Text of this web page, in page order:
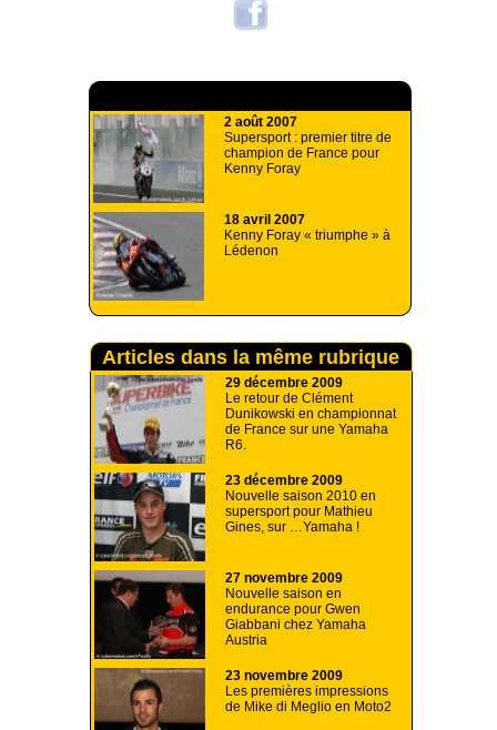
2 août 2007
Supersport : premier titre de
champion de France pour
Kenny Foray
18 avril 2007
Kenny Foray « triumphe » à
Lédenon
Articles dans la même rubrique
29 décembre 2009
Le retour de Clément
Dunikowski en championnat
de France sur une Yamaha
R6.
23 décembre 2009
Nouvelle saison 2010 en
supersport pour Mathieu
Gines, sur …Yamaha !
27 novembre 2009
Nouvelle saison en
endurance pour Gwen
Giabbani chez Yamaha
Austria
23 novembre 2009
Les premières impressions
de Mike di Meglio en Moto2